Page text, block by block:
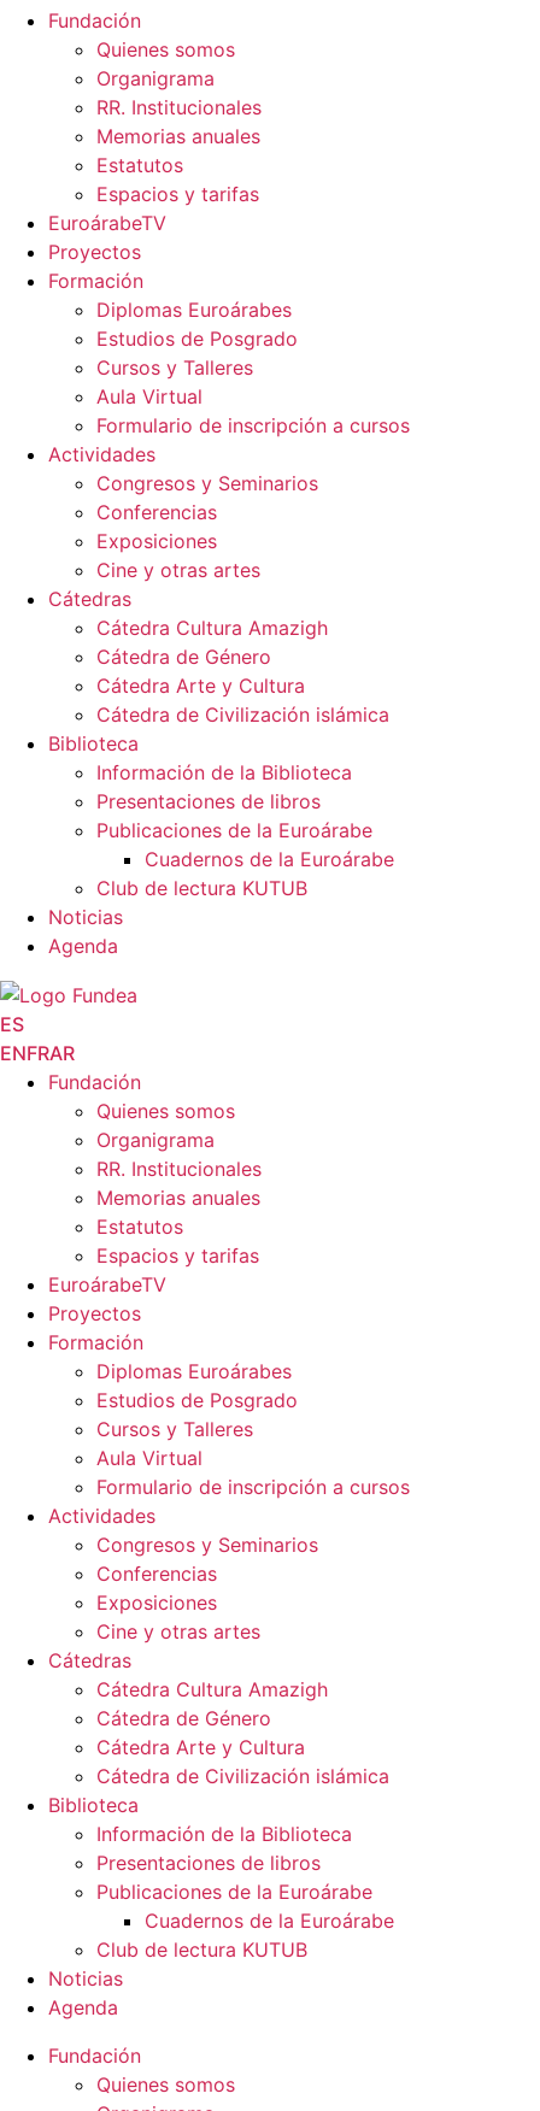
Fundación
Quienes somos
Organigrama
RR. Institucionales
Memorias anuales
Estatutos
Espacios y tarifas
EuroárabeTV
Proyectos
Formación
Diplomas Euroárabes
Estudios de Posgrado
Cursos y Talleres
Aula Virtual
Formulario de inscripción a cursos
Actividades
Congresos y Seminarios
Conferencias
Exposiciones
Cine y otras artes
Cátedras
Cátedra Cultura Amazigh
Cátedra de Género
Cátedra Arte y Cultura
Cátedra de Civilización islámica
Biblioteca
Información de la Biblioteca
Presentaciones de libros
Publicaciones de la Euroárabe
Cuadernos de la Euroárabe
Club de lectura KUTUB
Noticias
Agenda
ES
ENFRAR
Fundación
Quienes somos
Organigrama
RR. Institucionales
Memorias anuales
Estatutos
Espacios y tarifas
EuroárabeTV
Proyectos
Formación
Diplomas Euroárabes
Estudios de Posgrado
Cursos y Talleres
Aula Virtual
Formulario de inscripción a cursos
Actividades
Congresos y Seminarios
Conferencias
Exposiciones
Cine y otras artes
Cátedras
Cátedra Cultura Amazigh
Cátedra de Género
Cátedra Arte y Cultura
Cátedra de Civilización islámica
Biblioteca
Información de la Biblioteca
Presentaciones de libros
Publicaciones de la Euroárabe
Cuadernos de la Euroárabe
Club de lectura KUTUB
Noticias
Agenda
Fundación
Quienes somos